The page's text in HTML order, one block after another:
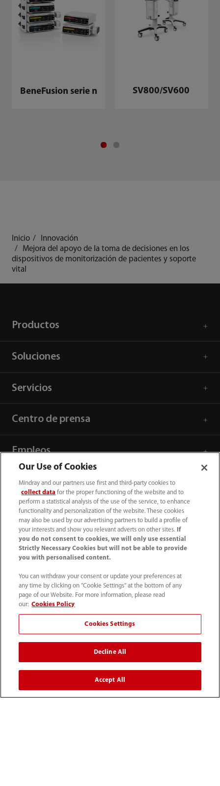
BeneFusion serie n SV800/SV600
Inicio
Innovación
Mejora del apoyo de la toma de decisiones en los
dispositivos de monitorización de pacientes y soporte
vital
Productos
Soluciones
Servicios
Centro de prensa
Empleos
Acerca de Mindray
Información de contacto
52 55 5661 9450
intl-market@mindray.com
Condiciones de uso
｜
Our Use of Cookies
Mindray and our partners use first and third-party cookies to
collect data for the proper functioning of the website and to
perform a statistical analysis of the use of the service, to enhance
functionality and personalization of the website. These cookies
may also be used by our advertising partners to build a profile of
your interests and show you relevant adverts on other sites.
If
you do not consent to cookies, we will only use essential
Strictly Necessary Cookies but will not be able to provide
you with personalised content.
You can withdraw your consent or update your preferences at
any time by clicking on "Cookie Settings" at the bottom of any
page of our Website. For more information, please read
our: Cookies Policy
Cookies Settings
Decline All
Accept All